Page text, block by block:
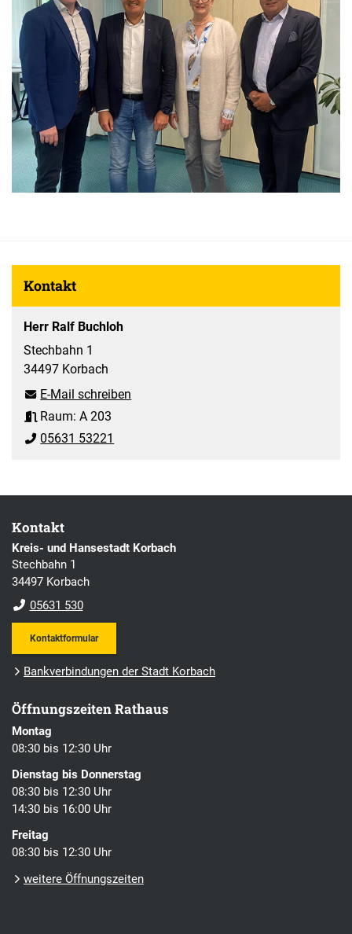
Kontakt
Herr Ralf Buchloh
Stechbahn 1
34497 Korbach
E-Mail schreiben
Raum: A 203
05631 53221
Kontakt
Kreis- und Hansestadt Korbach
Stechbahn 1
34497 Korbach
05631 530
Kontaktformular
Bankverbindungen der Stadt Korbach
Öffnungszeiten Rathaus
Montag
08:30 bis 12:30 Uhr
Dienstag bis Donnerstag
08:30 bis 12:30 Uhr
14:30 bis 16:00 Uhr
Freitag
08:30 bis 12:30 Uhr
weitere Öffnungszeiten